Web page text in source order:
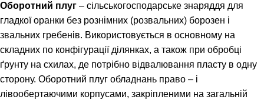
Оборотний плуг – сільськогосподарське знаряддя для
гладкої оранки без рознімних (розвальних) борозен і
звальних гребенів. Використовується в основному на
складних по конфігурації ділянках, а також при обробці
ґрунту на схилах, де потрібно відвалювання пласту в одну
сторону. Оборотний плуг обладнань право – і
лівообертаючими корпусами, закріпленими на загальній